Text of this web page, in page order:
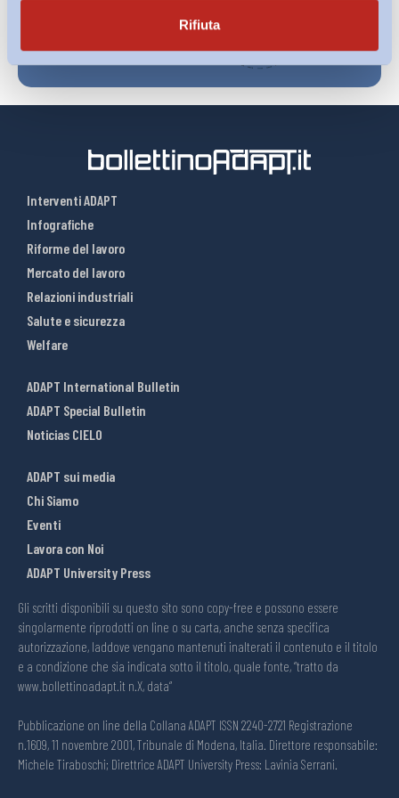
Rifiuta
Interventi ADAPT
Infografiche
Riforme del lavoro
Mercato del lavoro
Relazioni industriali
Salute e sicurezza
Welfare
ADAPT International Bulletin
ADAPT Special Bulletin
Noticias CIELO
ADAPT sui media
Chi Siamo
Eventi
Lavora con Noi
ADAPT University Press
Gli scritti disponibili su questo sito sono copy-free e possono essere
singolarmente riprodotti on line o su carta, anche senza specifica
autorizzazione, laddove vengano mantenuti inalterati il contenuto e il titolo
e a condizione che sia indicata sotto il titolo, quale fonte, “tratto da
www.bollettinoadapt.it n.X, data“
Pubblicazione on line della Collana ADAPT ISSN 2240-2721 Registrazione
n.1609, 11 novembre 2001, Tribunale di Modena, Italia. Direttore responsabile:
Michele Tiraboschi; Direttrice ADAPT University Press: Lavinia Serrani.